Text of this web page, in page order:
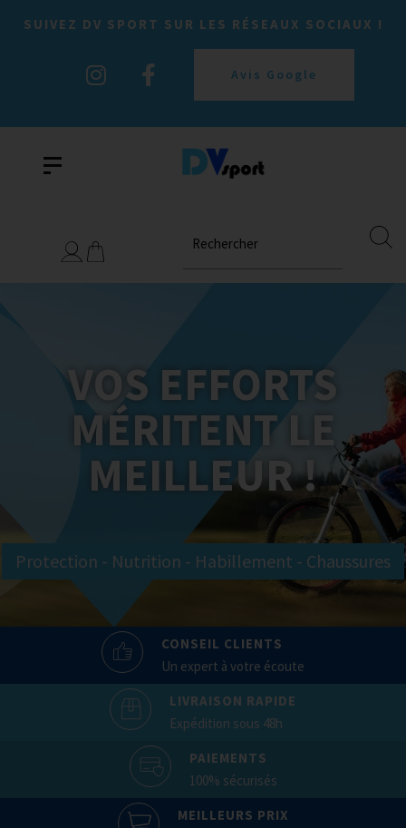
SUIVEZ DV SPORT SUR LES RÉSEAUX SOCIAUX !
Avis Google
Rechercher
VOS EFFORTS
MÉRITENT LE
MEILLEUR !
Protection - Nutrition - Habillement - Chaussures
CONSEIL CLIENTS
Un expert à votre écoute
LIVRAISON RAPIDE
Expédition sous 48h
PAIEMENTS
100% sécurisés
MEILLEURS PRIX